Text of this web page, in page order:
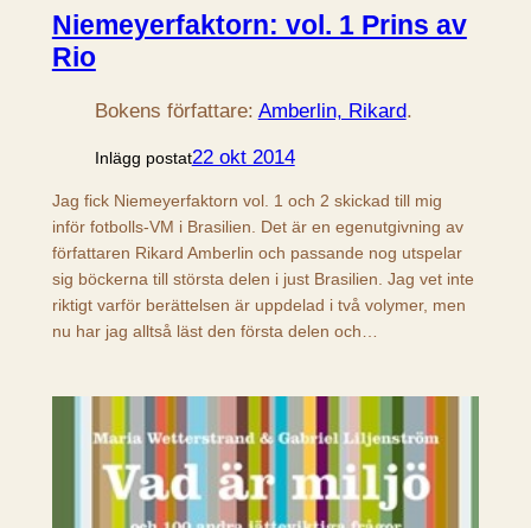
Niemeyerfaktorn: vol. 1 Prins av
Rio
Bokens författare: Amberlin, Rikard.
Inlägg postat22 okt 2014
Jag fick Niemeyerfaktorn vol. 1 och 2 skickad till mig
inför fotbolls-VM i Brasilien. Det är en egenutgivning av
författaren Rikard Amberlin och passande nog utspelar
sig böckerna till största delen i just Brasilien. Jag vet inte
riktigt varför berättelsen är uppdelad i två volymer, men
nu har jag alltså läst den första delen och…